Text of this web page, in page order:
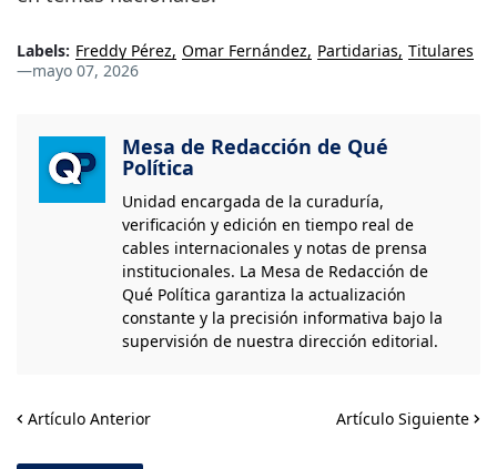
Labels: Freddy Pérez Omar Fernández Partidarias Titulares
—mayo 07, 2026
Mesa de Redacción de Qué
Política
Unidad encargada de la curaduría,
verificación y edición en tiempo real de
cables internacionales y notas de prensa
institucionales. La Mesa de Redacción de
Qué Política garantiza la actualización
constante y la precisión informativa bajo la
supervisión de nuestra dirección editorial.
Artículo Anterior Artículo Siguiente